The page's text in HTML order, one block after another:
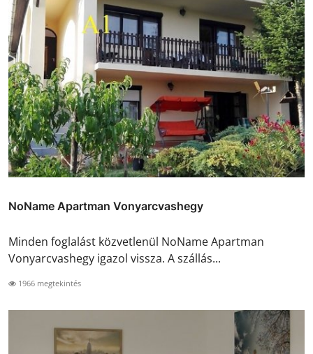
NoName Apartman Vonyarcvashegy
Minden foglalást közvetlenül NoName Apartman
Vonyarcvashegy igazol vissza. A szállás...
1966 megtekintés